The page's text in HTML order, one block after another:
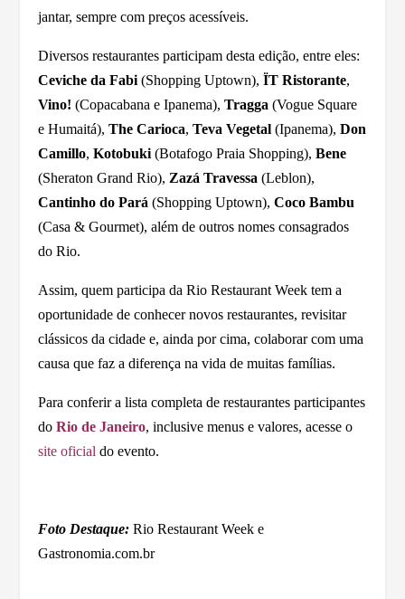
jantar, sempre com preços acessíveis.
Diversos restaurantes participam desta edição, entre eles:
Ceviche da Fabi (Shopping Uptown),ÏT Ristorante,
Vino! (Copacabana e Ipanema),Tragga (Vogue Square
e Humaitá),The Carioca,Teva Vegetal (Ipanema),Don
Camillo,Kotobuki (Botafogo Praia Shopping),Bene
(Sheraton Grand Rio), Zazá Travessa (Leblon),
Cantinho do Pará (Shopping Uptown),Coco Bambu
(Casa & Gourmet), além de outros nomes consagrados
do Rio.
Assim, quem participa da Rio Restaurant Week tem a
oportunidade de conhecer novos restaurantes, revisitar
clássicos da cidade e, ainda por cima, colaborar com uma
causa que faz a diferença na vida de muitas famílias.
Para conferir a lista completa de restaurantes participantes
doRio de Janeiro, inclusive menus e valores, acesse o
site oficial do evento.
Foto Destaque: Rio Restaurant Week e
Gastronomia.com.br